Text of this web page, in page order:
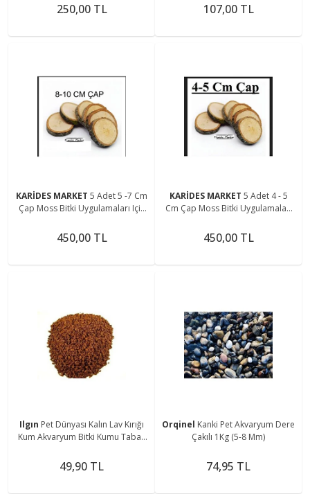
250,00 TL 107,00 TL
KARİDES MARKET 5 Adet 5 -7 Cm
Çap Moss Bitki Uygulamaları Için
450,00 TL
KARİDES MARKET 5 Adet 4 - 5
Cm Çap Moss Bitki Uygulamaları
Dilimi
450,00 TL
Ilgın Pet Dünyası Kalın Lav Kırığı
Kum Akvaryum Bitki Kumu Taban
49,90 TL
Orqinel Kanki Pet Akvaryum Dere
Çakılı 1Kg (5-8 Mm)
74,95 TL